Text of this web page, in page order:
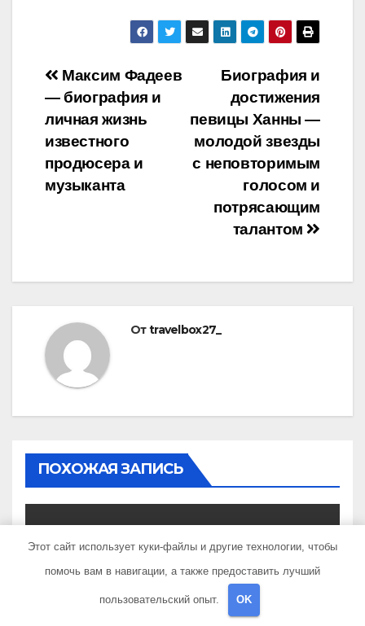
Навигация
по
записям
Биография и
достижения
певицы Ханны —
молодой звезды
с неповторимым
голосом и
потрясающим
талантом
Максим Фадеев
— биография и
личная жизнь
известного
продюсера и
музыканта
Отtravelbox27_
ПОХОЖАЯ ЗАПИСЬ
Состав и биография
российской поп-группы
Этот сайт использует куки-файлы и другие технологии, чтобы
помочь вам в навигации, а также предоставить лучший
пользовательский опыт. OK